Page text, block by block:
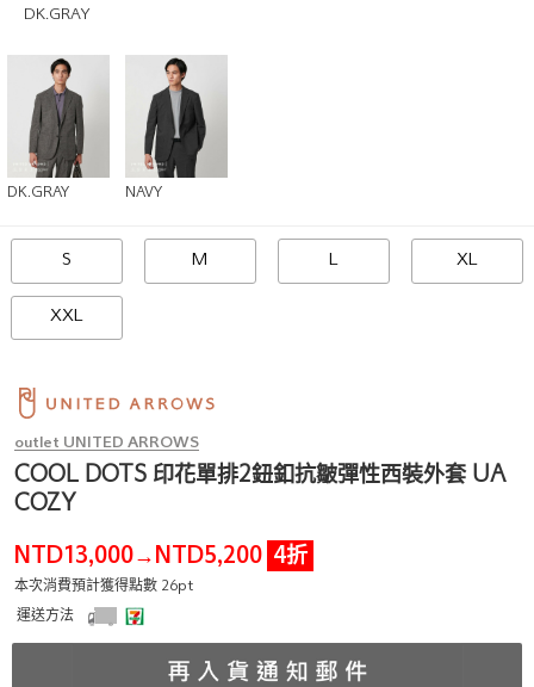
DK.GRAY
DK.GRAY NAVY
S M L XL
XXL
outlet UNITED ARROWS
COOL DOTS 印花單排2鈕釦抗皺彈性西裝外套 UA
COZY
NTD13,000→ NTD5,200 4折
本次消費預計獲得點數 26pt
運送方法